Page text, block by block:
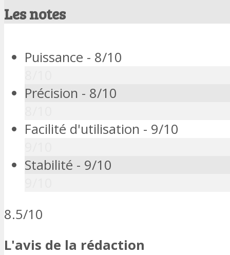
Les notes
Puissance - 8/10
Précision - 8/10
Facilité d'utilisation - 9/10
Stabilité - 9/10
8.5/10
L'avis de la rédaction